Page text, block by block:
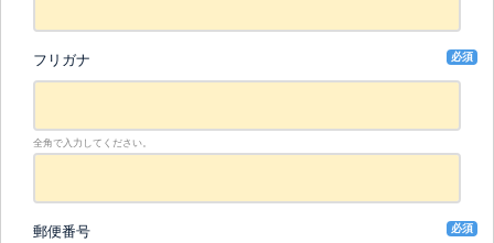
フリガナ 必須
全角で入力してください。
郵便番号 必須